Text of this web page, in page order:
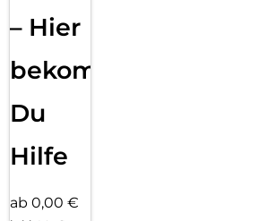
– Hier
bekommst
Du
Hilfe
ab 0,00 €